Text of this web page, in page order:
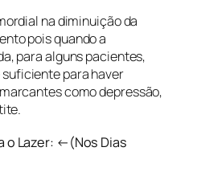
na diminuição da
pois quando a
para alguns pacientes,
para haver
como depressão,
o Lazer: ←(Nos Dias